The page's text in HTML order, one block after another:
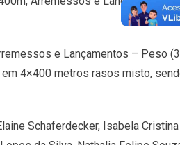
e Lançamentos – Peso
4×400 metros rasos misto,
Schaferdecker, Isabela